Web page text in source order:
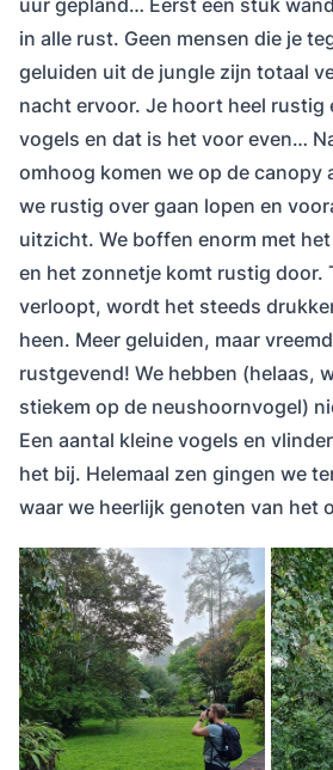
in alle rust. Geen mensen die je
geluiden uit de jungle zijn totaal
nacht ervoor. Je hoort heel rustig
vogels en dat is het voor even…
omhoog komen we op de canopy
we rustig over gaan lopen en
uitzicht. We boffen enorm met
en het zonnetje komt rustig door.
verloopt, wordt het steeds
heen. Meer geluiden, maar
rustgevend! We hebben (helaas,
stiekem op de neushoornvogel)
Een aantal kleine vogels en
het bij. Helemaal zen gingen we
waar we heerlijk genoten van het